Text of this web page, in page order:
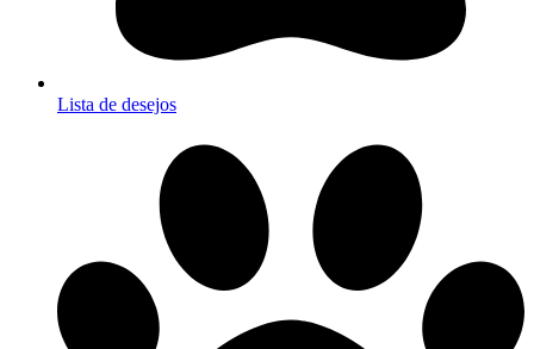
Lista de desejos